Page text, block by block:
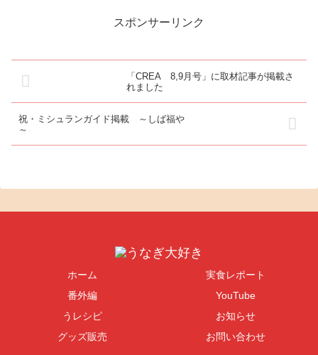
と軽い気持ちが間違いだった。
されたので新年...
スポンサーリンク
「CREA 8,9月号」に取材記事が掲載さ
れました
祝・ミシュランガイド掲載 ～しば福や
～
ホーム
実食レポート
番外編
YouTube
うレシピ
お知らせ
グッズ販売
お問い合わせ